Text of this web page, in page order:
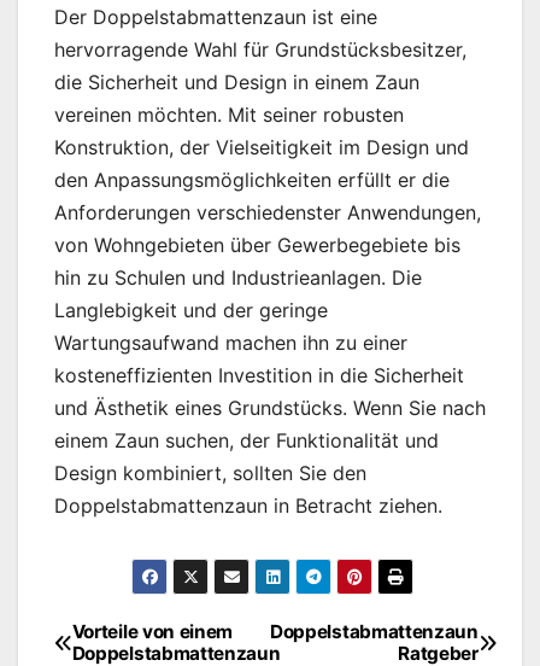
Der Doppelstabmattenzaun ist eine
hervorragende Wahl für Grundstücksbesitzer,
die Sicherheit und Design in einem Zaun
vereinen möchten. Mit seiner robusten
Konstruktion, der Vielseitigkeit im Design und
den Anpassungsmöglichkeiten erfüllt er die
Anforderungen verschiedenster Anwendungen,
von Wohngebieten über Gewerbegebiete bis
hin zu Schulen und Industrieanlagen. Die
Langlebigkeit und der geringe
Wartungsaufwand machen ihn zu einer
kosteneffizienten Investition in die Sicherheit
und Ästhetik eines Grundstücks. Wenn Sie nach
einem Zaun suchen, der Funktionalität und
Design kombiniert, sollten Sie den
Doppelstabmattenzaun in Betracht ziehen.
BeitragsnavigationDoppelstabmattenzaun
Ratgeber
Vorteile von einem
Doppelstabmattenzaun